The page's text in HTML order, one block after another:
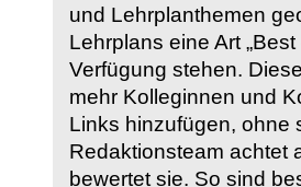
und Lehrplanthemen
Lehrplans eine Art
Verfügung stehen.
mehr Kolleginnen und
Links hinzufügen, ohne
Redaktionsteam achtet
bewertet sie. So sind